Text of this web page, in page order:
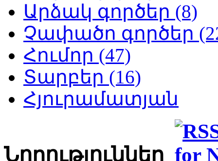
Արձակ գործեր (8)
Չափածո գործեր
Հումոր (47)
Տարբեր (16)
Հյուրամատյան
Նորություններ